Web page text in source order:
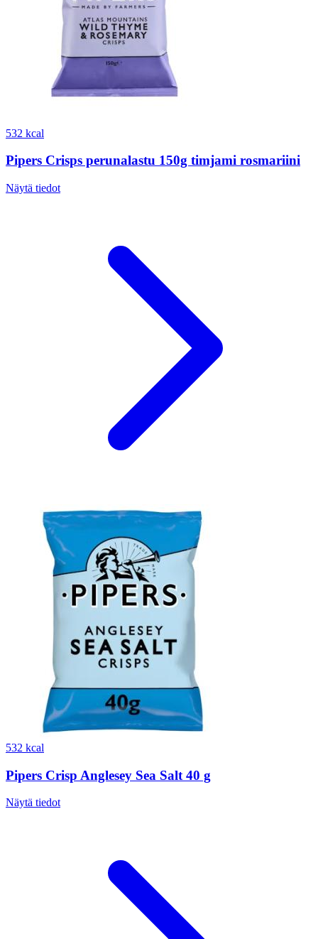
532 kcal
Pipers Crisps perunalastu 150g timjami rosmariini
Näytä tiedot
532 kcal
Pipers Crisp Anglesey Sea Salt 40 g
Näytä tiedot